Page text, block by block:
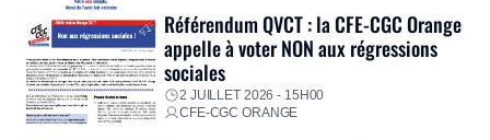
Référendum QVCT : la CFE-CGC Orange
appelle à voter NON aux régressions
sociales
2 JUILLET 2026 - 15H00
CFE-CGC ORANGE